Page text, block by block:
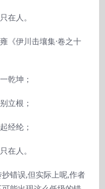
在人。
《伊川击壤集·卷之十
乾坤；
立根；
经纶；
在人。
错误,但实际上呢,作者